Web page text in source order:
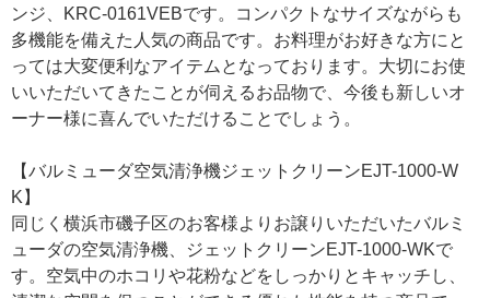
ンジ、KRC-0161VEBです。コンパクトなサイズながらも
多機能を備えた人気の商品です。お料理がお好きな方にと
っては大変便利なアイテムとなっております。大切にお使
いいただいてきたことが伺えるお品物で、今後も新しいオ
ーナー様に喜んでいただけることでしょう。
【バルミューダ空気清浄機ジェットクリーンEJT-1000-W
K】
同じく横浜市磯子区のお客様よりお譲りいただいたバルミ
ューダの空気清浄機、ジェットクリーンEJT-1000-WKで
す。空気中のホコリや花粉などをしっかりとキャッチし、